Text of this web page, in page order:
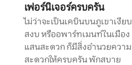
เฟอร์นิเจอร์ครบครัน
ไม่ว่าจะเป็นเคบินบนภูเขาเงียบ
สงบ หรืออพาร์ทเมนท์ในเมือง
แสนสะดวก ก็มีสิ่งอำนวยความ
สะดวกให้ครบครัน พักสบาย